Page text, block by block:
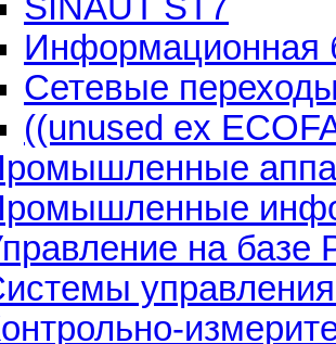
Информационная
Сетевые
((unused ex
на базе